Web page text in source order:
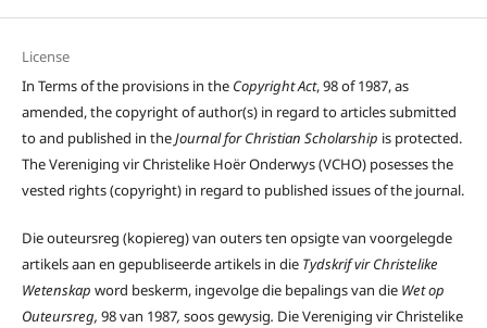
License
In Terms of the provisions in the Copyright Act, 98 of 1987, as
amended, the copyright of author(s) in regard to articles submitted
to and published in theJournal for Christian Scholarship is protected.
The Vereniging vir Christelike Hoër Onderwys (VCHO) posesses the
vested rights (copyright) in regard to published issues of the journal.
Die outeursreg (kopiereg) van outers ten opsigte van voorgelegde
artikels aan en gepubliseerde artikels in die Tydskrif vir Christelike
Wetenskap word beskerm, ingevolge die bepalings van dieWet op
Outeursreg, 98 van 1987, soos gewysig. Die Vereniging vir Christelike